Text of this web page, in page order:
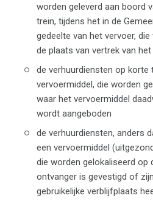
worden geleverd aan boord
trein, tijdens het in de
gedeelte van het vervoer,
de plaats van vertrek van
de verhuurdiensten op korte
vervoermiddel, die worden
waar het vervoermiddel
wordt aangeboden
de verhuurdiensten, anders
een vervoermiddel
die worden gelokaliseerd op
ontvanger is gevestigd of
gebruikelijke verblijfplaats